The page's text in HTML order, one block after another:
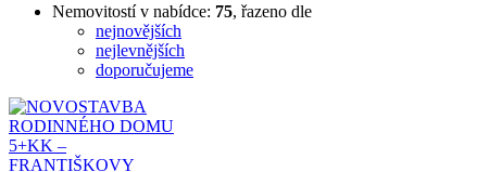
Nemovitostí v nabídce: 75, řazeno dle
nejnovějších
nejlevnějších
doporučujeme